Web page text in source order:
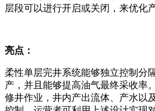
层段可以进行开启或关闭，来优化
亮点：
柔性单层完井系统能够独立控制分
产，并且能够提高油气最终采收率
修井作业，井内产出流体、产水以